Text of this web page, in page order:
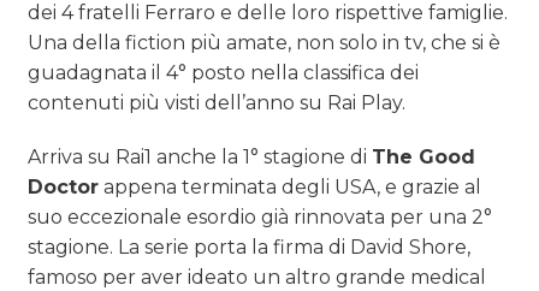
dei 4 fratelli Ferraro e delle loro rispettive famiglie.
Una della fiction più amate, non solo in tv, che si è
guadagnata il 4° posto nella classifica dei
contenuti più visti dell’anno su Rai Play.
Arriva su Rai1 anche la 1° stagione di The Good
Doctor appena terminata degli USA, e grazie al
suo eccezionale esordio già rinnovata per una 2°
stagione. La serie porta la firma di David Shore,
famoso per aver ideato un altro grande medical